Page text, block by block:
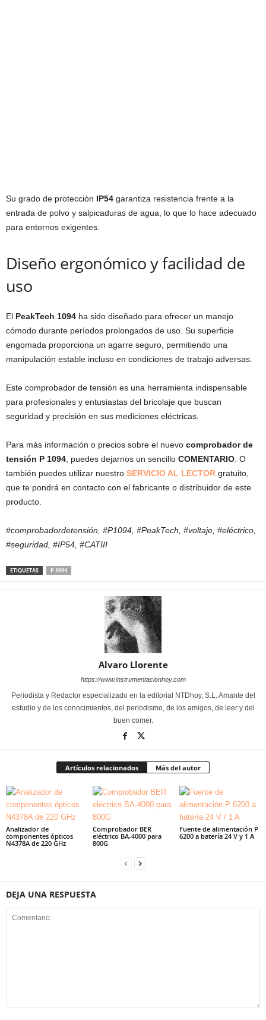
Su grado de protección IP54 garantiza resistencia frente a la
entrada de polvo y salpicaduras de agua, lo que lo hace adecuado
para entornos exigentes.
Diseño ergonómico y facilidad de
uso
El PeakTech 1094 ha sido diseñado para ofrecer un manejo
cómodo durante períodos prolongados de uso. Su superficie
engomada proporciona un agarre seguro, permitiendo una
manipulación estable incluso en condiciones de trabajo adversas.
Este comprobador de tensión es una herramienta indispensable
para profesionales y entusiastas del bricolaje que buscan
seguridad y precisión en sus mediciones eléctricas.
Para más información o precios sobre el nuevo comprobador de
tensión P 1094 , puedes dejarnos un sencillo COMENTARIO . O
también puedes utilizar nuestro SERVICIO AL LECTOR gratuito,
que te pondrá en contacto con el fabricante o distribuidor de este
producto.
#comprobadordetensión, #P1094, #PeakTech, #voltaje, #eléctrico,
#seguridad, #IP54, #CATIII
ETIQUETAS P 1094
Alvaro Llorente
https://www.instrumentacionhoy.com
Periodista y Redactor especializado en la editorial NTDhoy, S.L. Amante del
estudio y de los conocimientos, del periodismo, de los amigos, de leer y del
buen comer.
Artículos relacionados Más del autor
Analizador de
componentes ópticos
N4378A de 220 GHz
Comprobador BER
eléctrico BA-4000 para
800G
Fuente de alimentación P
6200 a batería 24 V y 1 A
DEJA UNA RESPUESTA